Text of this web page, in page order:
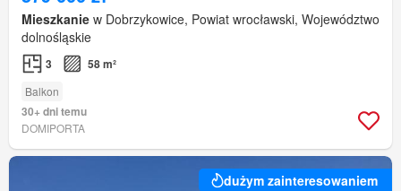
Mieszkanie w Dobrzykowice, Powiat wrocławski, Województwo
dolnośląskie
3 58 m²
Balkon
30+ dni temu
DOMIPORTA
dużym zainteresowaniem